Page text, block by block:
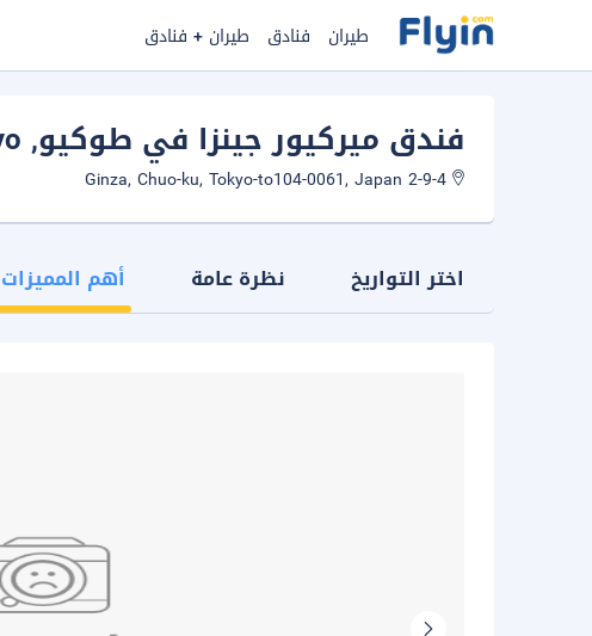
طيران فنادق طيران + فنادق
فندق ميركيور جينزا في طوكيو, Tokyo
اختر التواريخ نظرة عامة أهم المميزات